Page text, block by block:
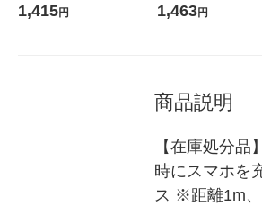
T-001BG 1個
1,415円
ファン付きCOBラン
1,463円
商品説明
【在庫処分
時にスマホを
ス ※距離1m